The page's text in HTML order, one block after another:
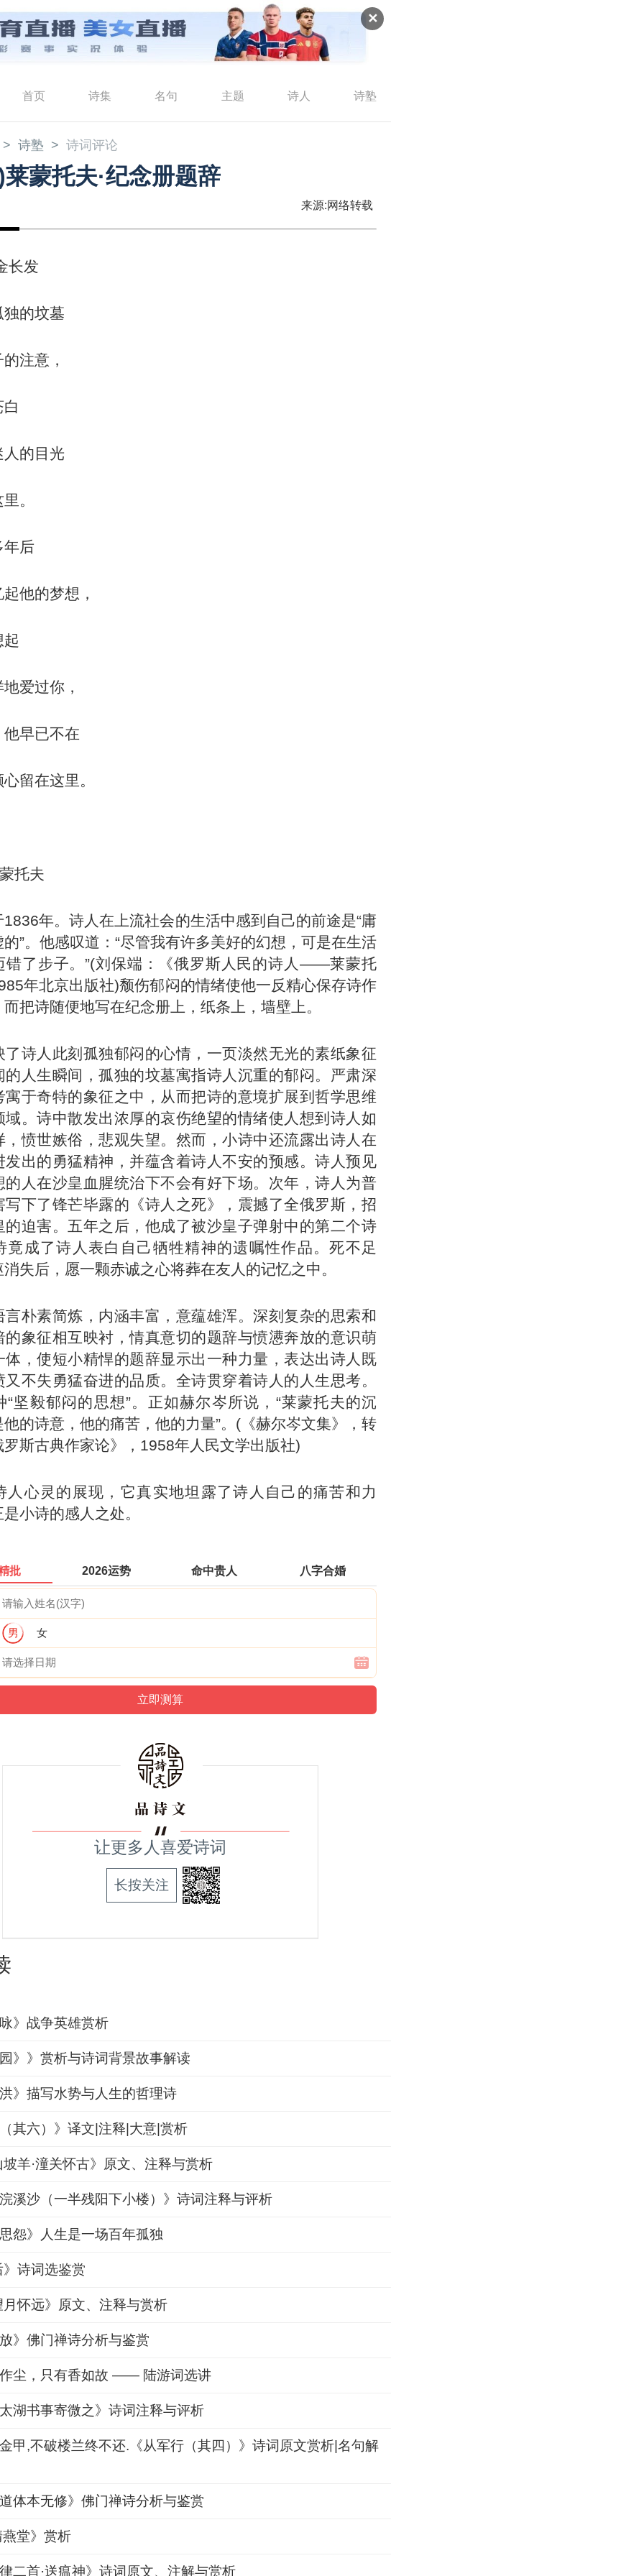
✕
首页 诗集 名句 主题 诗人 诗塾
诗塾 诗词评论
蒙托夫·纪念册题辞
来源:网络转载
长发
的坟墓
注意，
的目光
。
年后
他的梦想，
起
爱过你，
早已不在
留在这里。
托夫
年。诗人在上流社会的生活中感到自己的前途是“庸
”。他感叹道：“尽管我有许多美好的幻想，可是在生活
错了步子。”(刘保端：《俄罗斯人民的诗人——莱蒙托
年北京出版社)颓伤郁闷的情绪使他一反精心保存诗作
把诗随便地写在纪念册上，纸条上，墙壁上。
了诗人此刻孤独郁闷的心情，一页淡然无光的素纸象征
的人生瞬间，孤独的坟墓寓指诗人沉重的郁闷。严肃深
寓于奇特的象征之中，从而把诗的意境扩展到哲学思维
域。诗中散发出浓厚的哀伤绝望的情绪使人想到诗人如
，愤世嫉俗，悲观失望。然而，小诗中还流露出诗人在
发出的勇猛精神，并蕴含着诗人不安的预感。诗人预见
的人在沙皇血腥统治下不会有好下场。次年，诗人为普
写下了锋芒毕露的《诗人之死》，震撼了全俄罗斯，招
的迫害。五年之后，他成了被沙皇子弹射中的第二个诗
竟成了诗人表白自己牺牲精神的遗嘱性作品。死不足
失后，愿一颗赤诚之心将葬在友人的记忆之中。
言朴素简炼，内涵丰富，意蕴雄浑。深刻复杂的思索和
的象征相互映衬，情真意切的题辞与愤懑奔放的意识萌
体，使短小精悍的题辞显示出一种力量，表达出诗人既
又不失勇猛奋进的品质。全诗贯穿着诗人的人生思考。
“坚毅郁闷的思想”。正如赫尔岑所说，“莱蒙托夫的沉
他的诗意，他的痛苦，他的力量”。(《赫尔岑文集》，转
罗斯古典作家论》，1958年人民文学出版社)
人心灵的展现，它真实地坦露了诗人自己的痛苦和力
小诗的感人之处。
批 2026运势 命中贵人 八字合婚
男 女
让更多人喜爱诗词
长按关注
》战争英雄赏析
园》》赏析与诗词背景故事解读
》描写水势与人生的哲理诗
（其六）》译文|注释|大意|赏析
坡羊·潼关怀古》原文、注释与赏析
溪沙（一半残阳下小楼）》诗词注释与评析
怨》人生是一场百年孤独
》诗词选鉴赏
月怀远》原文、注释与赏析
》佛门禅诗分析与鉴赏
尘，只有香如故 —— 陆游词选讲
湖书事寄微之》诗词注释与评析
甲,不破楼兰终不还.《从军行（其四）》诗词原文赏析|名句解
体本无修》佛门禅诗分析与鉴赏
堂》赏析
二首·送瘟神》诗词原文、注解与赏析